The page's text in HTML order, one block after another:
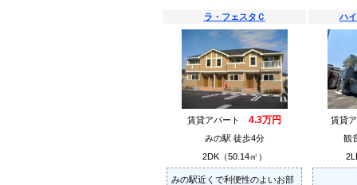
ラ・フェスタＣ
賃貸アパート 4.3万円
みの駅 徒歩4分
2DK（50.14㎡）
みの駅近くで利便性のよいお部
ハ
賃貸
観